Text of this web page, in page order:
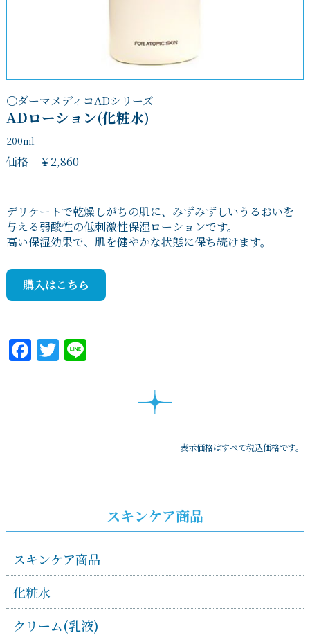
〇ダーマメディコADシリーズ
ADローション(化粧水)
200ml
価格 ￥2,860
デリケートで乾燥しがちの肌に、みずみずしいうるおいを
与える弱酸性の低刺激性保湿ローションです。
高い保湿効果で、肌を健やかな状態に保ち続けます。
購入はこちら
Facebook
Twitter
Line
表示価格はすべて税込価格です。
スキンケア商品
スキンケア商品
化粧水
クリーム(乳液)